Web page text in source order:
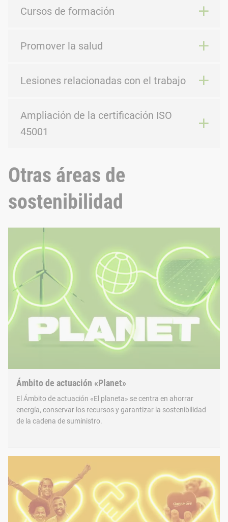
ESRS S1 - 6 Distribución por sexos en la alta dirección
empleados
no
binarios
la
empresa
ESRS S1-6 Tipos de empleo 2025
Cursos de formación
Promover la salud
Lesiones relacionadas con el trabajo
Ampliación de la certificación ISO
45001
Otras áreas de
sostenibilidad
Ámbito de actuación «Planet»
El Ámbito de actuación «El planeta» se centra en ahorrar
energía, conservar los recursos y garantizar la sostenibilidad
de la cadena de suministro.